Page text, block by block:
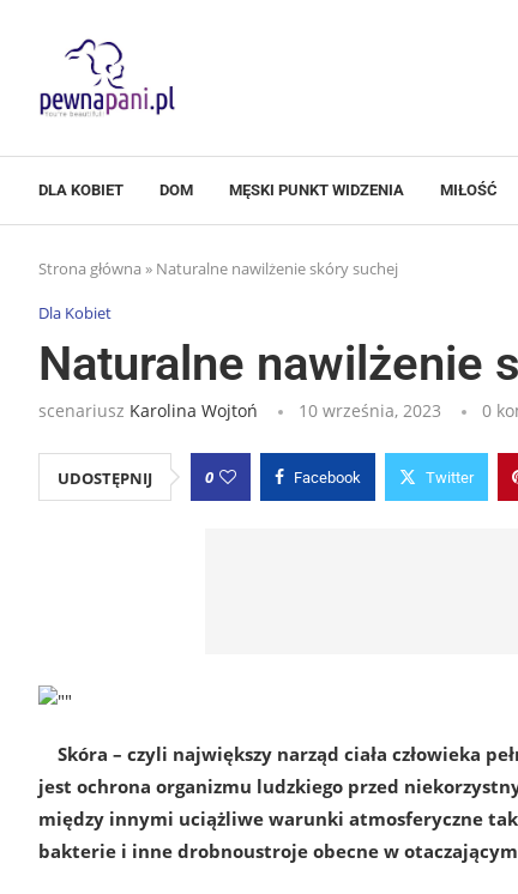
DLA KOBIET DOM MĘSKI PUNKT WIDZENIA MIŁOŚĆ
Strona główna » Naturalne nawilżenie skóry suchej
Dla Kobiet
Naturalne nawilżenie
scenariusz Karolina Wojtoń 10 września, 2023 0
UDOSTĘPNIJ 0 Facebook Twitter
Skóra – czyli największy narząd ciała człowieka
jest ochrona organizmu ludzkiego przed
między innymi uciążliwe warunki atmosferyczne
bakterie i inne drobnoustroje obecne w